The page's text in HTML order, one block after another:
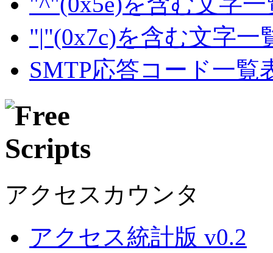
"|"(0x7c)を含む文字一
SMTP応答コード一覧
アクセスカウンタ
アクセス統計版 v0.2